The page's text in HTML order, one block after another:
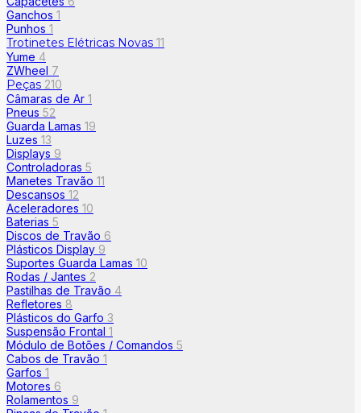
Ganchos 1
Punhos 1
Trotinetes Elétricas Novas 11
Yume 4
ZWheel 7
Peças 210
Câmaras de Ar 1
Pneus 52
Guarda Lamas 19
Luzes 13
Displays 9
Controladoras 5
Manetes Travão 11
Descansos 12
Aceleradores 10
Baterias 5
Discos de Travão 6
Plásticos Display 9
Suportes Guarda Lamas 10
Rodas / Jantes 2
Pastilhas de Travão 4
Refletores 8
Plásticos do Garfo 3
Suspensão Frontal 1
Módulo de Botões / Comandos 5
Cabos de Travão 1
Garfos 1
Motores 6
Rolamentos 9